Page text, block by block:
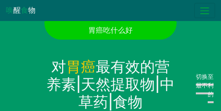
唤醒食物
胃癌吃什么好
对胃癌最有效的营
养素|天然提取物|中
草药|食物
切换至
最不利
的